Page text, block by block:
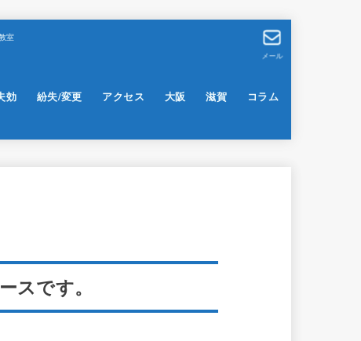
室
効 紛失/変更 アクセス 大阪 滋賀 コラム
メール
スです。